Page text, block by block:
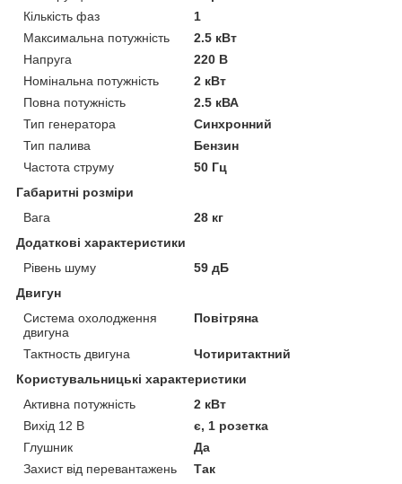
Кількість фаз
1
Максимальна потужність
2.5 кВт
Напруга
220 В
Номінальна потужність
2 кВт
Повна потужність
2.5 кВА
Тип генератора
Синхронний
Тип палива
Бензин
Частота струму
50 Гц
Габаритні розміри
Вага
28 кг
Додаткові характеристики
Рівень шуму
59 дБ
Двигун
Система охолодження
двигуна
Повітряна
Тактность двигуна
Чотиритактний
Користувальницькі характеристики
Активна потужність
2 кВт
Вихід 12 В
є, 1 розетка
Глушник
Да
Захист від перевантажень
Так